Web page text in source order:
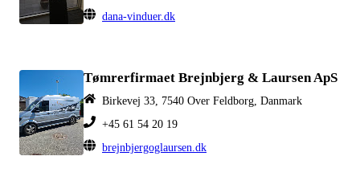
dana-vinduer.dk
Tømrerfirmaet Brejnbjerg & Laursen ApS
Birkevej 33, 7540 Over Feldborg, Danmark
+45 61 54 20 19
brejnbjergoglaursen.dk